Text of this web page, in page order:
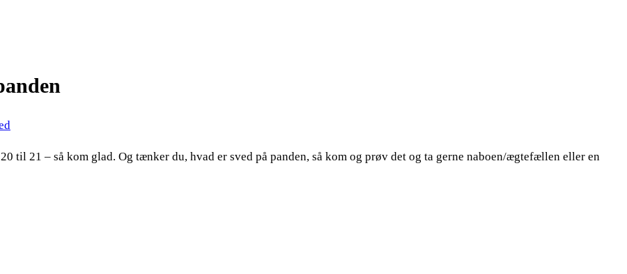
til 21 – så kom glad. Og tænker du, hvad er sved på panden, så kom og prøv det og ta gerne naboen/ægtefællen eller en